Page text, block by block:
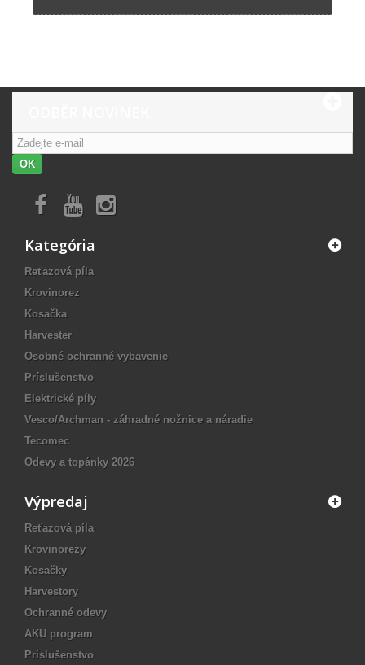
OK
Kategória
Reťazová píla
Krovinorez
Kosačka
Harvester
Osobné ochranné vybavenie
Príslušenstvo
Elektrické píly
Vesco/Archman - záhradné nožnice a náradie
Tecomec
Odevy a topánky 2026
Výpredaj
Reťazová píla
Krovinorezy
Kosačky
Harvestory
Ochranné odevy
AKU program
Príslušenstvo